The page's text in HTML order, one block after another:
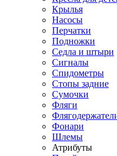
Крылья
Насосы
Перчатки
Подножки
Седла и штыри
Сигналы
Спидометры
Стопы задние
Сумочки
Фляги
Фонари
Шлемы
Атрибуты